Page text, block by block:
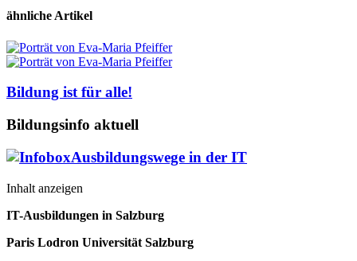
ähnliche Artikel
Bildung ist für alle!
Bildungsinfo aktuell
Ausbildungswege in der IT
Inhalt anzeigen
IT-Ausbildungen in Salzburg
Paris Lodron Universität Salzburg